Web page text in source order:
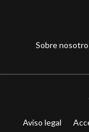
Sobre
Aviso legal